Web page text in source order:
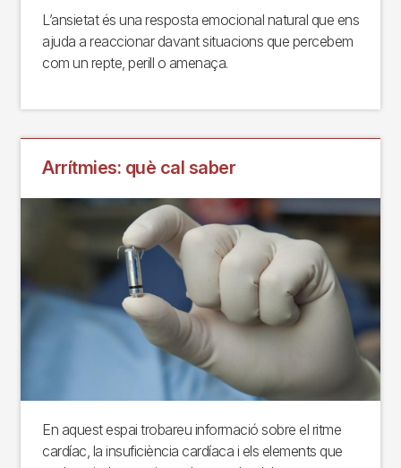
L’ansietat és una resposta emocional natural que ens
ajuda a reaccionar davant situacions que percebem
com un repte, perill o amenaça.
Arrítmies: què cal saber
En aquest espai trobareu informació sobre el ritme
cardíac, la insuficiència cardíaca i els elements que